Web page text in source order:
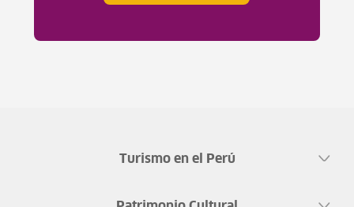
Turismo en el Perú